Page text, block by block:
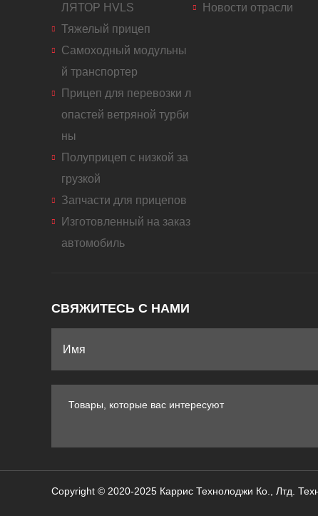
ЛЯТОР HVLS
Тяжелый прицеп
Самоходный модульны
й транспортер
Прицеп для перевозки л
опастей ветряной турби
ны
Полуприцеп с низкой за
грузкой
Запчасти для прицепов
Изготовленный на заказ
автомобиль
Новости отрасли
СВЯЖИТЕСЬ С НАМИ
Copyright © 2020-2025 Каррис Технолоджи Ко., Лтд.